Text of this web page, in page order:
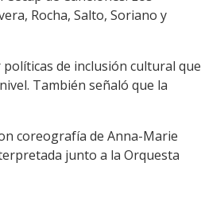
Rocha, Salto, Soriano y
de inclusión cultural que
También señaló que la
coreografía de Anna-Marie
junto a la Orquesta